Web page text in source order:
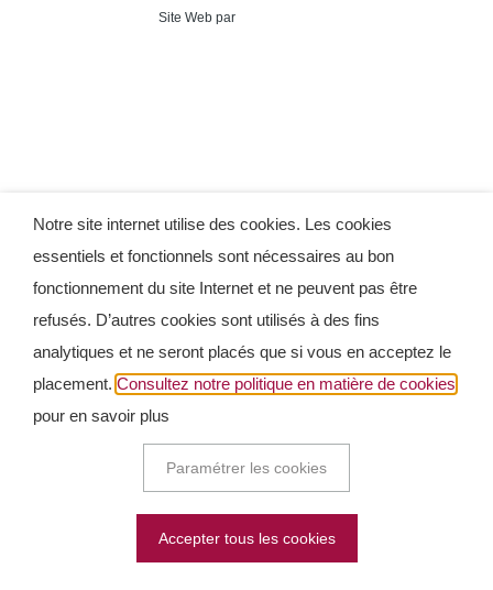
Site Web par
Notre site internet utilise des cookies. Les cookies
essentiels et fonctionnels sont nécessaires au bon
fonctionnement du site Internet et ne peuvent pas être
refusés. D’autres cookies sont utilisés à des fins
analytiques et ne seront placés que si vous en acceptez le
placement. Consultez notre politique en matière de cookies
pour en savoir plus
Paramétrer les cookies
Accepter tous les cookies